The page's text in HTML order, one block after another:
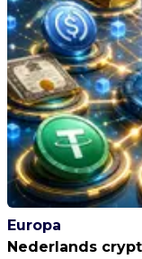
Europa
Nederlands